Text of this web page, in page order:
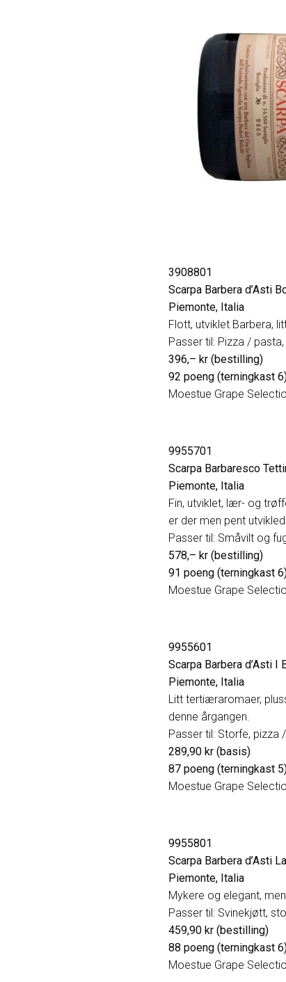
3908801
Scarpa Barbera d’Asti
Piemonte, Italia
Flott, utviklet Barbera,
Passer til: Pizza /
396,– kr (bestilling)
92 poeng (terningkast
Moestue Grape
9955701
Scarpa Barbaresco
Piemonte, Italia
Fin, utviklet, lær- og
er der men pent
Passer til: Småvilt og
578,– kr (bestilling)
91 poeng (terningkast
Moestue Grape
9955601
Scarpa Barbera d’Asti I
Piemonte, Italia
Litt tertiæraromaer,
denne årgangen.
Passer til: Storfe, pizza
289,90 kr (basis)
87 poeng (terningkast
Moestue Grape
9955801
Scarpa Barbera d’Asti
Piemonte, Italia
Mykere og elegant,
Passer til: Svinekjøtt,
459,90 kr (bestilling)
88 poeng (terningkast
Moestue Grape